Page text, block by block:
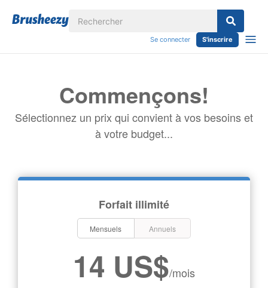
Se connecter S'inscrire
Commençons!
Sélectionnez un prix qui convient à vos besoins et
à votre budget...
Forfait illimité
Mensuels Annuels
14 US$/mois